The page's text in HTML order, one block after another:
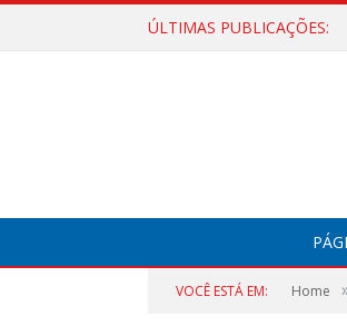
ÚLTIMAS PUBLICAÇÕES:
VOCÊ ESTÁ EM: Home